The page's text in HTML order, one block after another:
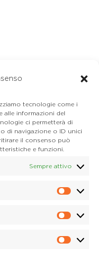
tecnologie come i
alle informazioni del
ci permetterà di
di navigazione o ID unici
il consenso può
e funzioni.
Sempre attivo
(BL)
(BL)